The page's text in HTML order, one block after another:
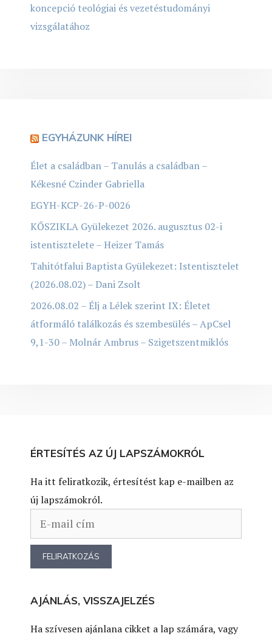
koncepció teológiai és vezetéstudományi
vizsgálatához
EGYHÁZUNK HÍREI
Élet a családban – Tanulás a családban –
Kékesné Czinder Gabriella
EGYH-KCP-26-P-0026
KŐSZIKLA Gyülekezet 2026. augusztus 02-i
istentisztelete – Heizer Tamás
Tahitótfalui Baptista Gyülekezet: Istentisztelet
(2026.08.02) – Dani Zsolt
2026.08.02 – Élj a Lélek szerint IX: Életet
átformáló találkozás és szembesülés – ApCsel
9,1-30 – Molnár Ambrus – Szigetszentmiklós
ÉRTESÍTÉS AZ ÚJ LAPSZÁMOKRÓL
Ha itt feliratkozik, értesítést kap e-mailben az
új lapszámokról.
AJÁNLÁS, VISSZAJELZÉS
Ha szívesen ajánlana cikket a lap számára, vagy